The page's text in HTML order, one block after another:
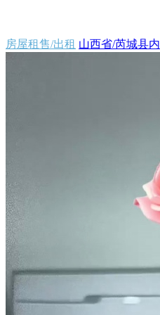
房屋租售/出租 山西省/芮城县内